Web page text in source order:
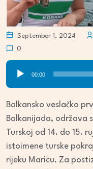
September 1, 2024
0
Audio
Player
00:00
Balkansko veslačko
Balkanijada, održava
Turskoj od 14. do 15.
istoimene turske
rijeku Maricu. Za